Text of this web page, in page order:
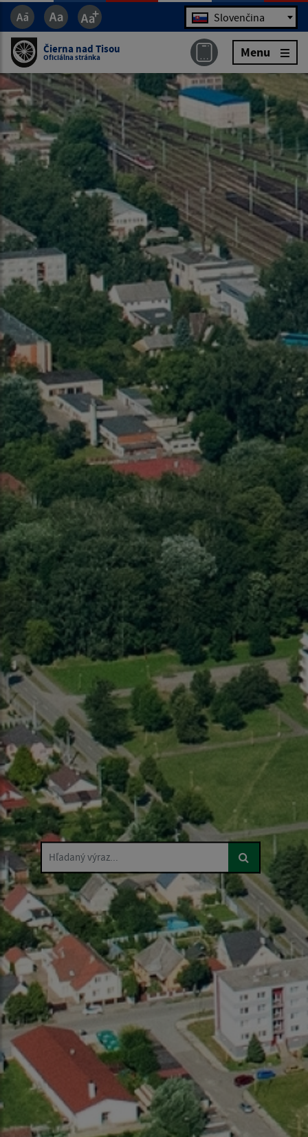
Jazyk Slovenčina
Čierna nad Tisou
Oficiálna stránka Menu
Hľadaný výraz...